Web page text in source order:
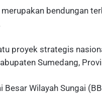
bendungan
proyek strategis
Sumedang,
Wilayah Sungai